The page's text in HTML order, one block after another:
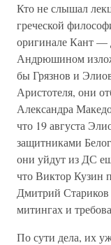
Кто не слышал
греческой
оригинале Кант —
Андрюшином
бы Грязнов и
Аристотеля, они
Александра
что 19 августа
защитниками
они уйдут из ДС
что Виктор Кузин
Дмитрий Стариков
митингах и
По сути дела, их